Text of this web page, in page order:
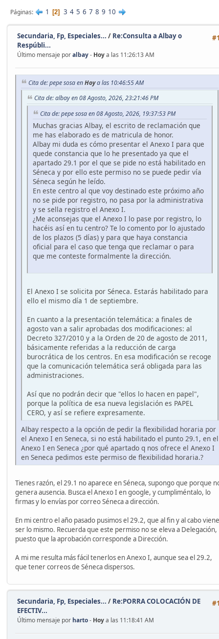
Páginas 1 2 3 4 5 6 7 8 9 10
Secundaria, Fp, Especiales... / Re:Consulta a Albay o
Respúbli...
Último mensaje poralbay- Hoya las 11:26:13 AM
Cita de: pepe sosa enHoya las 10:46:55 AM
Cita de: albay en 08 Agosto, 2026, 23:21:46 PM
Cita de: pepe sosa en 08 Agosto, 2026, 19:37:53 PM
Muchas gracias Albay, el escrito de reclamación que
me has elaborado es de matricula de honor.
Albay mi duda es cómo presentar el Anexo I para que
quede constancia que lo he presentado ya que el
apartado 29.1 por el que se pide no está habilitado en
Séneca y por ello este permiso no se puede pedir vía
Séneca según he leído.
En este centro al que voy destinado este próximo año
no se pide por registro, no pasa por la administrativa
y se sella registro el Anexo I.
¿Me aconsejas que el Anexo I lo pase por registro, lo
hacéis así en tu centro? Te lo comento por lo ajustado
de los plazos (5 días) y para que haya constancia
oficial para el caso que tenga que reclamar o para
que me conteste formalmente la dirección.
El Anexo I se solicita por Séneca. Estarás habilitado para
ello el mismo día 1 de septiembre.
En cuanto a la presentación telemática: a finales de
agosto van a salir aprobadas dos modificaciones: al
Decreto 327/2010 y a la Orden de 20 de agosto de 2011,
básicamente referidas a la reducción de carga
burocrática de los centros. En esa modificación se recoge
que la comunicación telemática será obligada para las
administraciones.
Así que no podrán decir que "ellos lo hacen en papel",
porque la política de esa nueva legislación es PAPEL
CERO, y así se refiere expresamente.
Albay respecto a la opción de pedir la flexibilidad horaria por
el Anexo I en Seneca, si no está habilitado el punto 29.1, en el
Anexo I en Seneca ¿por qué apartado q nos ofrece el Anexo I
en Seneca pedimos este permiso de flexibilidad horaria.?
Tienes razón, el 29.1 no aparece en Séneca, supongo que porque
genera ausencia. Busca el Anexo I en google, y cumpliméntalo, lo
firmas y lo envías por correo Séneca a dirección.
En mi centro el año pasado pusimos el 29.2, que al fin y al cabo
ser lo mismo. Recuerda que este permiso no se eleva a Delegación,
puesto que la aprobación corresponde a Dirección.
A mi me resulta más fácil tenerlos en Anexo I, aunque sea el 29.2,
que tener correos de Séneca dispersos.
Secundaria, Fp, Especiales... / Re:PORRA COLOCACIÓN DE
EFECTIV...
Último mensaje por harto- Hoya las 11:18:41 AM